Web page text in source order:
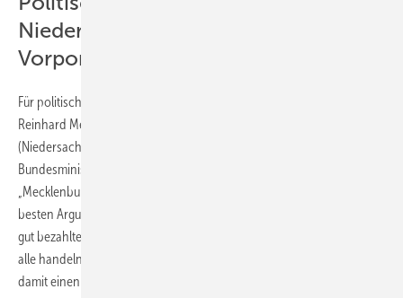
Niedersachsen und Mecklenburg-
Vorpommern
Für politische Unterstützung sorgen die zuständigen Minister
Reinhard Meyer (Mecklenburg-Vorpommern) und Olaf Lies
(Niedersachsen) sowie der Maritime Koordinator des
Bundesministeriums für Wirtschaft und Klimaschutz, Dieter Janecek.
„Mecklenburg-Vorpommern versorgt der Ostseewind gleichzeitig mit
besten Argumenten für die Ansiedlung neuer Industrieprojekte und
gut bezahlten Industriearbeitsplätzen. Die Offshore Connect vernetzt
alle handelnden Akteure, Unternehmen und Fachkräfte und liefert
damit einen wichtigen Beitrag für den gemeinsamen Erfolg“, so Meyer.